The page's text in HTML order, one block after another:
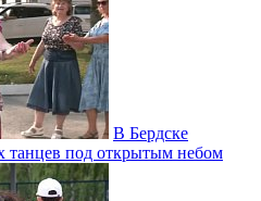
В Бердске
танцев под открытым небом